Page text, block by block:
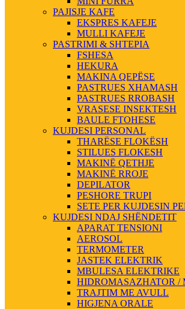
PAJISJE KAFE
EKSPRES KAFEJE
MULLI KAFEJE
PASTRIMI & SHTEPIA
FSHESA
HEKURA
MAKINA QEPËSE
PASTRUES XHAMASH
PASTRUES RROBASH
VRASESE INSEKTESH
BAULE FTOHESE
KUJDESI PERSONAL
THARËSE FLOKËSH
STILUES FLOKESH
MAKINË QETHJE
MAKINË RROJE
DEPILATOR
PESHORE TRUPI
SETE PER KUJDESIN
KUJDESI NDAJ SHËNDETIT
APARAT TENSIONI
AEROSOL
TERMOMETER
JASTEK ELEKTRIK
MBULESA ELEKTRIKE
HIDROMASAZHATOR /
TRAJTIM ME AVULL
HIGJENA ORALE